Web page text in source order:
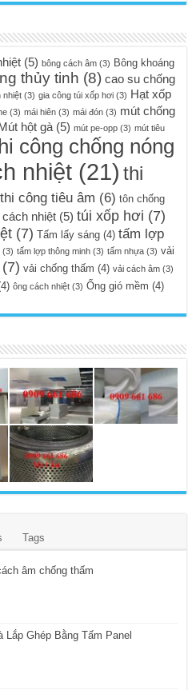
(5) bông cách âm (3) Bông khoáng
thủy tinh (8) cao su chống
nhiệt (3) gia công túi xốp hơi (3) Hạt xốp
(3) mái hiên (3) mái đón (3) mút chống
hột gà (5) mút pe-opp (3) mút tiêu
công chống nóng
nhiệt (21) thi
thi công tiêu âm (6) tôn chống
nhiệt (5) túi xốp hơi (7)
(7) Tấm lấy sáng (4) tấm lợp
(3) tấm lợp thông minh (3) tấm nhựa (3) vải
(7) vải chống thấm (4) vải cách âm (3)
ông cách nhiệt (3) Ống gió mềm (4)
Tags
âm chống thấm
Lắp Ghép Bằng Tấm Panel